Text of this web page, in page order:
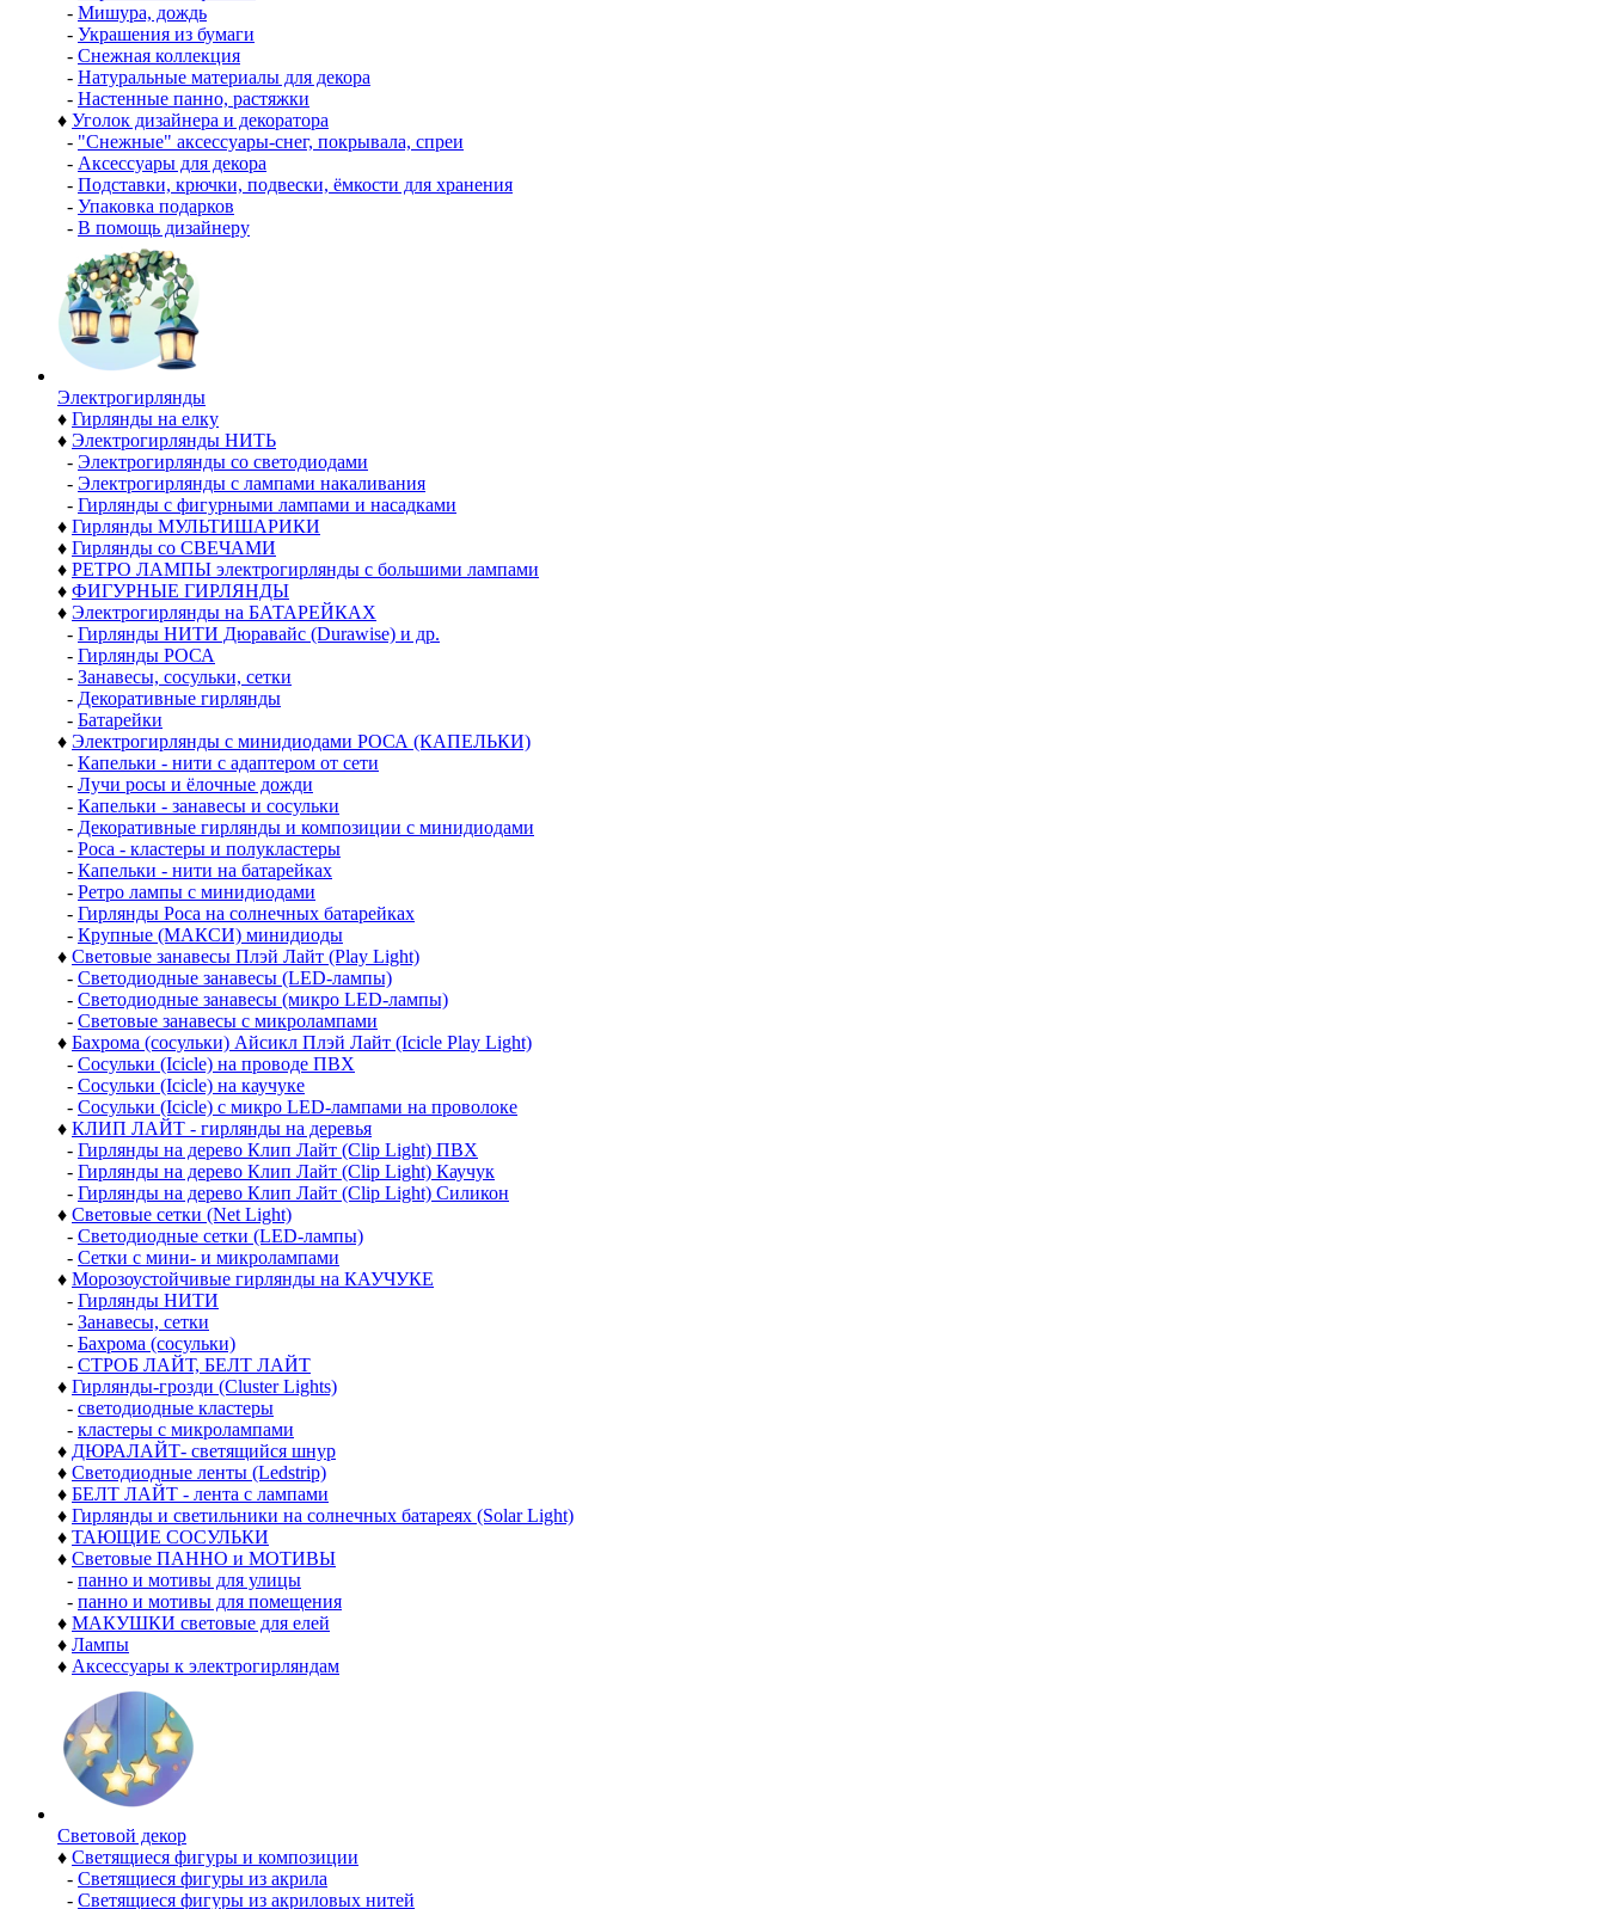
- Мишура, дождь
- Украшения из бумаги
- Снежная коллекция
- Натуральные материалы для декора
- Настенные панно, растяжки
♦ Уголок дизайнера и декоратора
- "Снежные" аксессуары-снег, покрывала, спреи
- Аксессуары для декора
- Подставки, крючки, подвески, ёмкости для хранения
- Упаковка подарков
- В помощь дизайнеру
Электро­гирлянды
♦ Гирлянды на елку
♦ Электрогирлянды НИТЬ
- Электрогирлянды со светодиодами
- Электрогирлянды с лампами накаливания
- Гирлянды с фигурными лампами и насадками
♦ Гирлянды МУЛЬТИШАРИКИ
♦ Гирлянды со СВЕЧАМИ
♦ РЕТРО ЛАМПЫ электрогирлянды с большими лампами
♦ ФИГУРНЫЕ ГИРЛЯНДЫ
♦ Электрогирлянды на БАТАРЕЙКАХ
- Гирлянды НИТИ Дюравайс (Durawise) и др.
- Гирлянды РОСА
- Занавесы, сосульки, сетки
- Декоративные гирлянды
- Батарейки
♦ Электрогирлянды с минидиодами РОСА (КАПЕЛЬКИ)
- Капельки - нити с адаптером от сети
- Лучи росы и ёлочные дожди
- Капельки - занавесы и сосульки
- Декоративные гирлянды и композиции с минидиодами
- Роса - кластеры и полукластеры
- Капельки - нити на батарейках
- Ретро лампы с минидиодами
- Гирлянды Роса на солнечных батарейках
- Крупные (МАКСИ) минидиоды
♦ Световые занавесы Плэй Лайт (Play Light)
- Светодиодные занавесы (LED-лампы)
- Светодиодные занавесы (микро LED-лампы)
- Световые занавесы с микролампами
♦ Бахрома (сосульки) Айсикл Плэй Лайт (Icicle Play Light)
- Сосульки (Icicle) на проводе ПВХ
- Сосульки (Icicle) на каучуке
- Сосульки (Icicle) с микро LED-лампами на проволоке
♦ КЛИП ЛАЙТ - гирлянды на деревья
- Гирлянды на дерево Клип Лайт (Clip Light) ПВХ
- Гирлянды на дерево Клип Лайт (Clip Light) Каучук
- Гирлянды на дерево Клип Лайт (Clip Light) Силикон
♦ Световые сетки (Net Light)
- Светодиодные сетки (LED-лампы)
- Сетки с мини- и микролампами
♦ Морозоустойчивые гирлянды на КАУЧУКЕ
- Гирлянды НИТИ
- Занавесы, сетки
- Бахрома (сосульки)
- СТРОБ ЛАЙТ, БЕЛТ ЛАЙТ
♦ Гирлянды-грозди (Cluster Lights)
- светодиодные кластеры
- кластеры с микролампами
♦ ДЮРАЛАЙТ- светящийся шнур
♦ Светодиодные ленты (Ledstrip)
♦ БЕЛТ ЛАЙТ - лента с лампами
♦ Гирлянды и светильники на солнечных батареях (Solar Light)
♦ ТАЮЩИЕ СОСУЛЬКИ
♦ Световые ПАННО и МОТИВЫ
- панно и мотивы для улицы
- панно и мотивы для помещения
♦ МАКУШКИ световые для елей
♦ Лампы
♦ Аксессуары к электрогирляндам
Световой декор
♦ Светящиеся фигуры и композиции
- Светящиеся фигуры из акрила
- Светящиеся фигуры из акриловых нитей